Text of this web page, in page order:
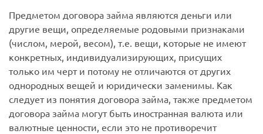
Предметом договора займа являются деньги или
другие вещи, определяемые родовыми признаками
(числом, мерой, весом), т.е. вещи, которые не имеют
конкретных, индивидуализирующих, присущих
только им черт и потому не отличаются от других
однородных вещей и юридически заменимы. Как
следует из понятия договора займа, также предметом
договора займа могут быть иностранная валюта или
валютные ценности, если это не противоречит